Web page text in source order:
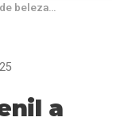
beleza…
a